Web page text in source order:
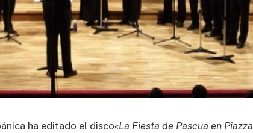
ha editado el disco«La Fiesta de Pascua en Piazza